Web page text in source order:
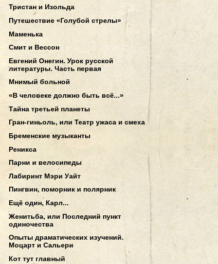
Тристан и Изольда
Путешествие «Голубой стрелы»
Маменька
Смит и Вессон
Евгений Онегин. Урок русской
литературы. Часть первая
Мнимый больной
«В человеке должно быть всё...»
Тайна третьей планеты
Гран-гиньоль, или Театр ужаса и смеха
Бременские музыканты
Реникса
Парни и велосипеды
Лабиринт Мэри Уайт
Пингвин, поморник и полярник
Ещё один, Карл...
Женитьба, или Последний пункт
одиночества
Опыты драматических изучений.
Моцарт и Сальери
Кот тут главный